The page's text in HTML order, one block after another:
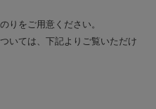
りをご用意ください。
いては、下記よりご覧いただけ